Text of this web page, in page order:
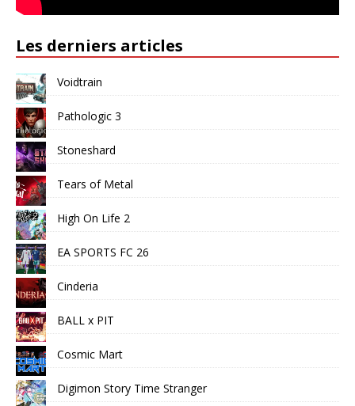
Les derniers articles
Voidtrain
Pathologic 3
Stoneshard
Tears of Metal
High On Life 2
EA SPORTS FC 26
Cinderia
BALL x PIT
Cosmic Mart
Digimon Story Time Stranger